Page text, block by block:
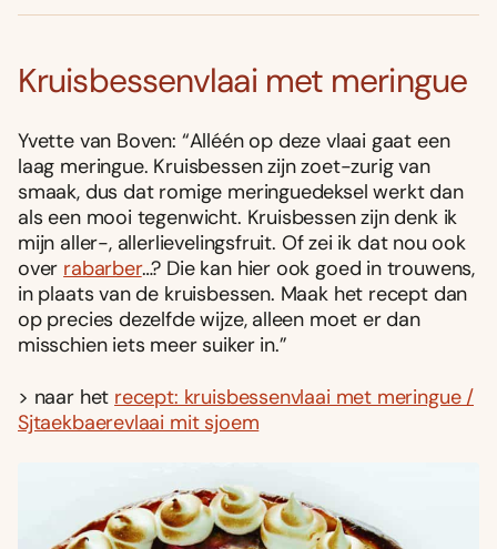
Kruisbessenvlaai met meringue
Yvette van Boven: “Alléén op deze vlaai gaat een
laag meringue. Kruisbessen zijn zoet-zurig van
smaak, dus dat romige meringuedeksel werkt dan
als een mooi tegenwicht. Kruisbessen zijn denk ik
mijn aller-, allerlievelingsfruit. Of zei ik dat nou ook
over rabarber…? Die kan hier ook goed in trouwens,
in plaats van de kruisbessen. Maak het recept dan
op precies dezelfde wijze, alleen moet er dan
misschien iets meer suiker in.”
> naar het recept: kruisbessenvlaai met meringue /
Sjtaekbaerevlaai mit sjoem